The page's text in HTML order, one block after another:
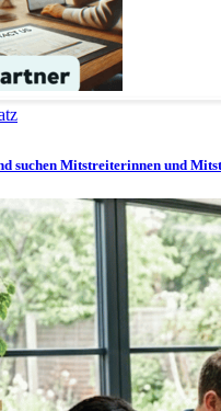
suchen Mitstreiterinnen und